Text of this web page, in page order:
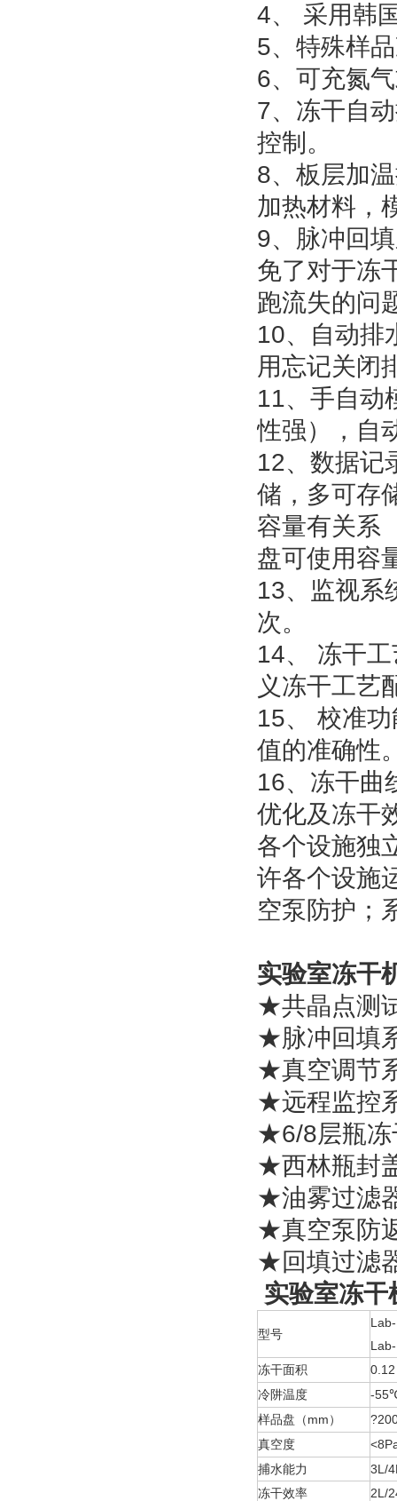
4、 采用韩
5、 特殊样
6、 可充氮
7、 冻干自
控制。
8、 板层加
加热材料，
9、 脉冲回
免了对于冻
跑流失的问
10、
自动排
用忘记关闭
11、 手自动
性强），自
12、 数据记
储，多可存
容量有关系
盘可使用容
13、 监视系
次。
14、 冻干
义冻干工艺
15、 校准
值的准确性
16、 冻干曲
优化及冻干
各个设施独
许各个设施
空泵防护；
实验室冻干
★共晶
★脉冲
★真空
★远程
★6/8层
★西林
★油雾
★真空泵
★回填
实验室冻干
型号
冻干面积
0.12
冷阱温度 -55
样品盘（mm ） ?
真空度
捕水能力
3L/
冻干效率
2L/